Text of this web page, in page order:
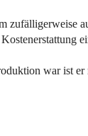
zufälligerweise
war ist